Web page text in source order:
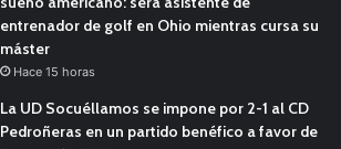
entrenador de golf en Ohio mientras cursa su
máster
Hace 15 horas
La UD Socuéllamos se impone por 2-1 al CD
Pedroñeras en un partido benéfico a favor de